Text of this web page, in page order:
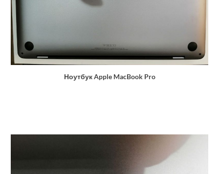
Ноутбук Apple MacBook Pro